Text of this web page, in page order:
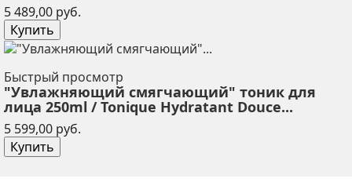
5 489,00 руб.
Купить
Быстрый просмотр
"Увлажняющий смягчающий" тоник для
лица 250ml / Tonique Hydratant Douce...
5 599,00 руб.
Купить